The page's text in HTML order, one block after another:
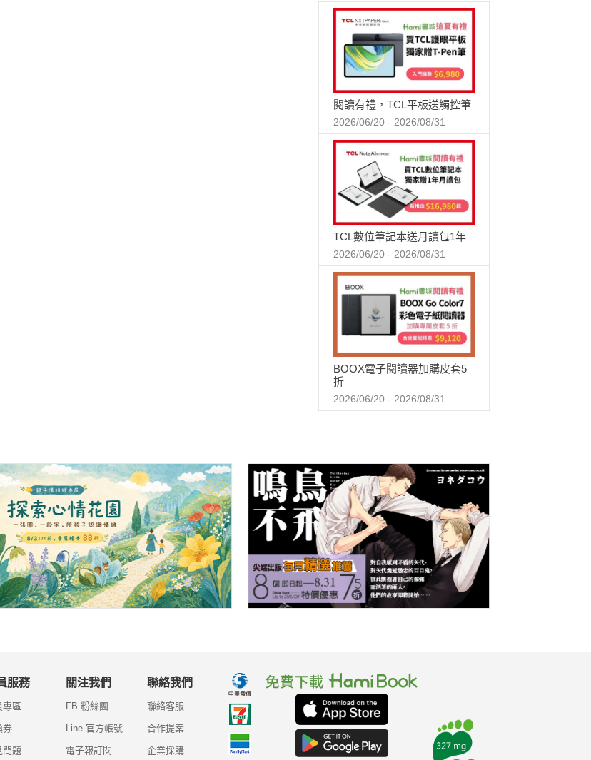
閱讀有禮，TCL平板送觸控筆
2026/06/20 - 2026/08/31
TCL數位筆記本送月讀包1年
2026/06/20 - 2026/08/31
BOOX電子閱讀器加購皮套5
折
2026/06/20 - 2026/08/31
服務
專區
券
問題
關注我們
FB 粉絲團
Line 官方帳號
電子報訂閱
聯絡我們
聯絡客服
合作提案
企業採購